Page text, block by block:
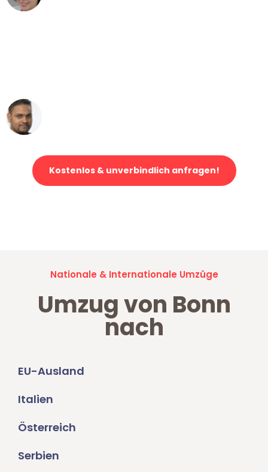
Kostenlos & unverbindlich anfragen!
Nationale & Internationale Umzüge
Umzug von Bonn
nach
EU-Ausland
Italien
Österreich
Serbien